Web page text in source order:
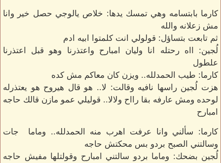
كارما بابتسامه وهي تمسك يدها: خلاص يالوجي حصل خير وانا
مش زعلانه والله
ثم تابعت بتساؤل: قولولي انت كلمتوا ابيه ادم
لُجين: ااه رحتله انا وليان امبارح واعتذرنا وهو قبل اعتذرنا
علطول
كارما: طيب الحمدلله.. ويزن كان معاكم مش كده
هزت لُجين راسها نافيه وقالت: لا.. هو قال هيروح هو يعتذرله
لوحده ومش عارفه بقا رااح ولالا.. قوليلي عمو مازن قالك حاجه
امبارح
كارما: سألني وانا عرفت اهرب منه الحمدلله.. وماما جات
وسالتني الصبح بردو بس محكتش حاجه
لُجين بضحك: وماما بردو سالتني امبارح وقولتلها مفيش حاجه